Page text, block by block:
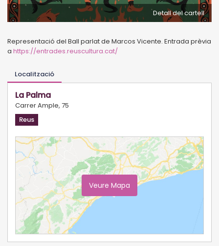
Detall del cartell
Representació del Ball parlat de Marcos Vicente. Entrada prèvia
a https://entrades.reuscultura.cat/
Localització
La Palma
Carrer Ample, 75
Reus
Veure Mapa